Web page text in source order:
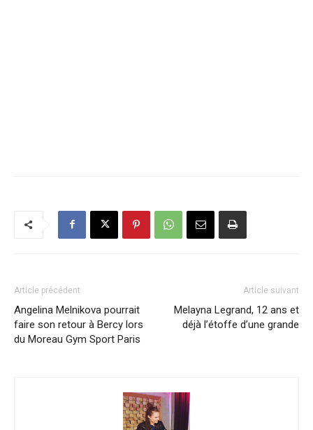
Article précédent
Angelina Melnikova pourrait
faire son retour à Bercy lors
du Moreau Gym Sport Paris
Article suivant
Melayna Legrand, 12 ans et
déjà l’étoffe d’une grande